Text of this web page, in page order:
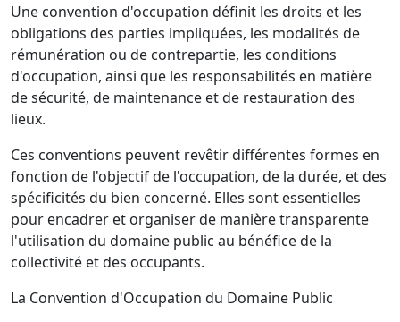
Une convention d'occupation définit les droits et les
obligations des parties impliquées, les modalités de
rémunération ou de contrepartie, les conditions
d'occupation, ainsi que les responsabilités en matière
de sécurité, de maintenance et de restauration des
lieux.
Ces conventions peuvent revêtir différentes formes en
fonction de l'objectif de l'occupation, de la durée, et des
spécificités du bien concerné. Elles sont essentielles
pour encadrer et organiser de manière transparente
l'utilisation du domaine public au bénéfice de la
collectivité et des occupants.
La Convention d'Occupation du Domaine Public